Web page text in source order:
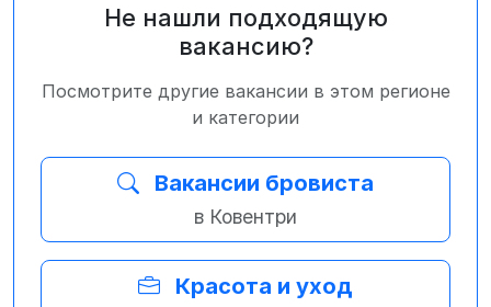
Не нашли подходящую
вакансию?
Посмотрите другие вакансии в этом регионе
и категории
Вакансии бровиста
в Ковентри
Красота и уход